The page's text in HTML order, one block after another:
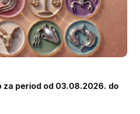
za period od 03.08.2026. do